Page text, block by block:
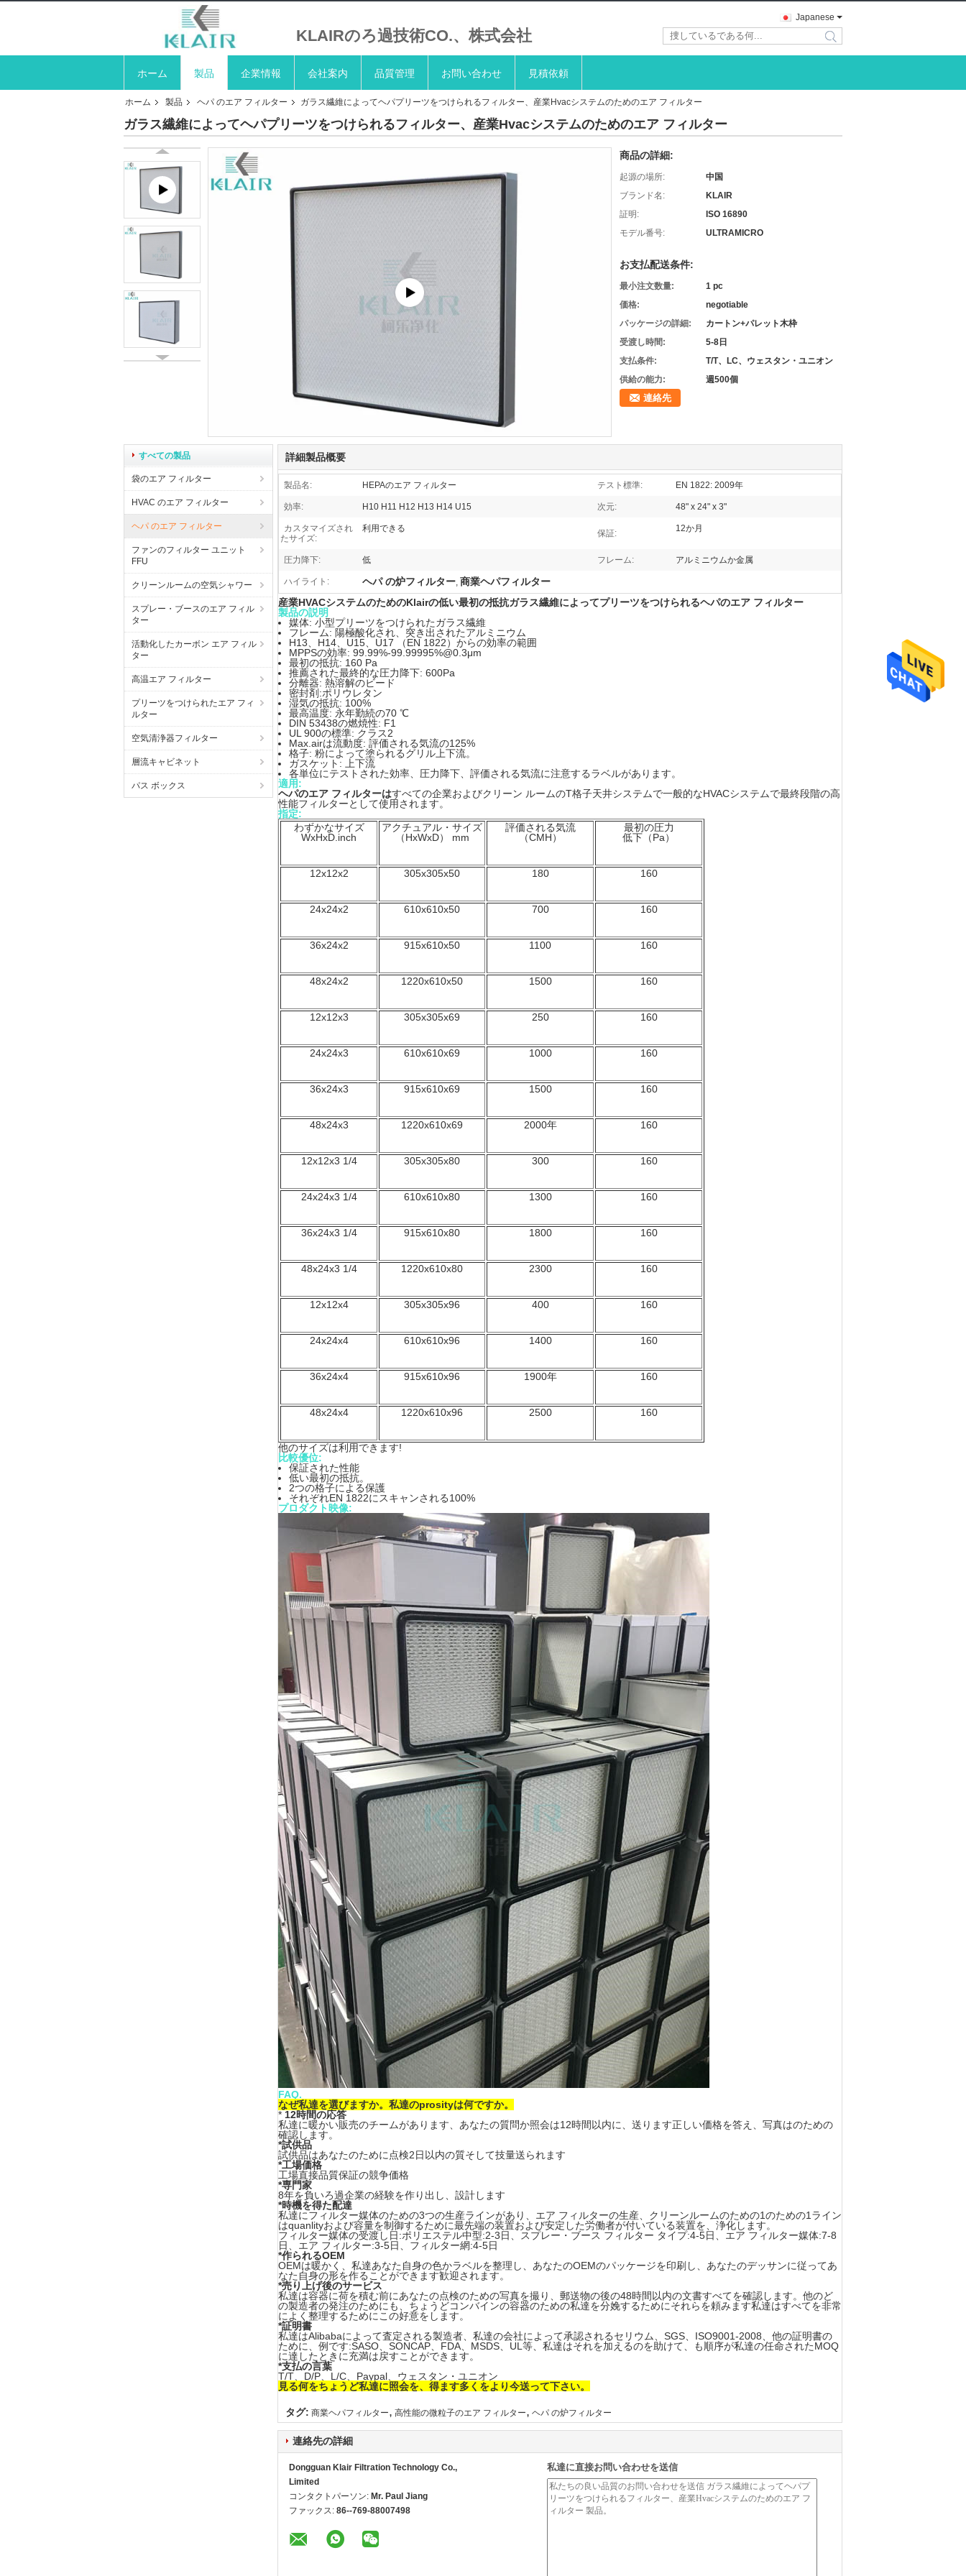
KLAIRのろ過技術CO.、株式会社
Japanese
search
ホーム 製品 企業情報 会社案内 品質管理 お問い合わせ 見積依頼
ホーム 製品 ヘパ のエア フィルター ガラス繊維によってヘパプリーツをつけられるフィルター、産業Hvacシステムのためのエア フィルター
ガラス繊維によってヘパプリーツをつけられるフィルター、産業Hvacシステムのためのエア フィルター
商品の詳細:
起源の場所:
中国
ブランド名:
KLAIR
証明:
ISO 16890
モデル番号:
ULTRAMICRO
お支払配送条件:
最小注文数量:
1 pc
価格:
negotiable
パッケージの詳細:
カートン+パレット木枠
受渡し時間:
5-8日
支払条件:
T/T、LC、ウェスタン・ユニオン
供給の能力:
週500個
連絡先
すべての製品
袋のエア フィルター
HVAC のエア フィルター
ヘパ のエア フィルター
ファンのフィルター ユニット
FFU
クリーンルームの空気シャワー
スプレー・ブースのエア フィル
ター
活動化したカーボン エア フィル
ター
高温エア フィルター
プリーツをつけられたエア フィ
ルター
空気清浄器フィルター
層流キャビネット
パス ボックス
詳細製品概要
製品名: HEPAのエア フィルター テスト標準: EN 1822: 2009年
効率: H10 H11 H12 H13 H14 U15 次元: 48" x 24" x 3"
カスタマイズされ
たサイズ:
利用できる 保証: 12か月
圧力降下: 低 フレーム: アルミニウムか金属
ハイライト: ヘパ の炉フィルター, 商業ヘパフィルター
産業HVACシステムのためのKlairの低い最初の抵抗ガラス繊維によってプリーツをつけられるヘパのエア フィルター
製品の説明
媒体: 小型プリーツをつけられたガラス繊維
フレーム: 陽極酸化され、突き出されたアルミニウム
H13、H14、U15、U17 （EN 1822）からの効率の範囲
MPPSの効率: 99.99%-99.99995%@0.3μm
最初の抵抗: 160 Pa
推薦された最終的な圧力降下: 600Pa
分離器: 熱溶解のビード
密封剤:ポリウレタン
湿気の抵抗: 100%
最高温度: 永年勤続の70 ℃
DIN 53438の燃焼性: F1
UL 900の標準: クラス2
Max.airは流動度: 評価される気流の125%
格子: 粉によって塗られるグリル上下流。
ガスケット: 上下流
各単位にテストされた効率、圧力降下、評価される気流に注意するラベルがあります。
適用:
ヘパのエア フィルターはすべての企業およびクリーン ルームのT格子天井システムで一般的なHVACシステムで最終段階の高
性能フィルターとして使用されます。
指定:
わずかなサイズ
WxHxD.inch
アクチュアル・サイズ
（HxWxD） mm
評価される気流
（CMH）
最初の圧力
低下（Pa）
12x12x2 305x305x50 180 160
24x24x2 610x610x50 700 160
36x24x2 915x610x50 1100 160
48x24x2 1220x610x50 1500 160
12x12x3 305x305x69 250 160
24x24x3 610x610x69 1000 160
36x24x3 915x610x69 1500 160
48x24x3 1220x610x69 2000年 160
12x12x3 1/4 305x305x80 300 160
24x24x3 1/4 610x610x80 1300 160
36x24x3 1/4 915x610x80 1800 160
48x24x3 1/4 1220x610x80 2300 160
12x12x4 305x305x96 400 160
24x24x4 610x610x96 1400 160
36x24x4 915x610x96 1900年 160
48x24x4 1220x610x96 2500 160
他のサイズは利用できます!
比較優位:
保証された性能
低い最初の抵抗。
2つの格子による保護
それぞれEN 1822にスキャンされる100%
プロダクト映像:
FAQ.
なぜ私達を選びますか。私達のprosityは何ですか。
* 12時間の応答
私達に暖かい販売のチームがあります、あなたの質問か照会は12時間以内に、送ります正しい価格を答え、写真はのための
確認します。
*試供品
試供品はあなたのために点検2日以内の質そして技量送られます
*工場価格
工場直接品質保証の競争価格
*専門家
8年を負いろ過企業の経験を作り出し、設計します
*時機を得た配達
私達にフィルター媒体のための3つの生産ラインがあり、エア フィルターの生産、クリーンルームのための1のための1ライン
はquanlityおよび容量を制御するために最先端の装置および安定した労働者が付いている装置を、浄化します。
フィルター媒体の受渡し日:ポリエステル中型:2-3日、スプレー・ブース フィルター タイプ:4-5日、エア フィルター媒体:7-8
日、エア フィルター:3-5日、フィルター網:4-5日
*作られるOEM
OEMは暖かく、私達あなた自身の色かラベルを整理し、あなたのOEMのパッケージを印刷し、あなたのデッサンに従ってあ
なた自身の形を作ることができます歓迎されます。
*売り上げ後のサービス
私達は容器に荷を積む前にあなたの点検のための写真を撮り、郵送物の後の48時間以内の文書すべてを確認します。他のど
の製造者の発注のためにも、ちょうどコンバインの容器のための私達を分娩するためにそれらを頼みます私達はすべてを非常
によく整理するためにこの好意をします。
*証明書
私達はAlibabaによって査定される製造者、私達の会社によって承認されるセリウム、SGS、ISO9001-2008、他の証明書の
ために、例です:SASO、SONCAP、FDA、MSDS、UL等、私達はそれを加えるのを助けて、も順序が私達の任命されたMOQ
に達したときに充満は戻すことができます。
*支払の言葉
T/T、D/P、L/C、Paypal、ウェスタン・ユニオン
見る何をちょうど私達に照会を、得ます多くをより今送って下さい。
タグ: 商業ヘパフィルター, 高性能の微粒子のエア フィルター, ヘパ の炉フィルター
連絡先の詳細
Dongguan Klair Filtration Technology Co.,
Limited
コンタクトパーソン: Mr. Paul Jiang
ファックス: 86--769-88007498
私達に直接お問い合わせを送信